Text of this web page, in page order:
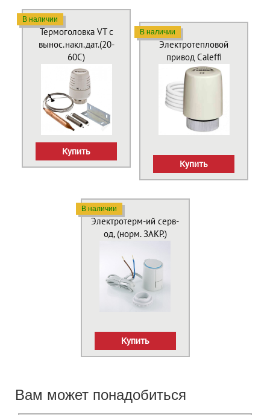
Термоголовка VT с
вынос.накл.дат.(20-
60С)
В наличии
Купить
Электротепловой
привод Caleffi
В наличии
Купить
Электротерм-ий серв-
од, (норм. ЗАКР.)
В наличии
Купить
Вам может понадобиться